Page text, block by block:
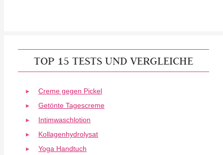
TOP 15 TESTS UND VERGLEICHE
Creme gegen Pickel
Getönte Tagescreme
Intimwaschlotion
Kollagenhydrolysat
Yoga Handtuch